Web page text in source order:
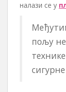
налази се у
пољу